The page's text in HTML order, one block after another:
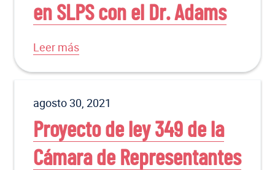
en SLPS con el Dr. Adams
Leer más
agosto 30, 2021
Proyecto de ley 349 de la
Cámara de Representantes